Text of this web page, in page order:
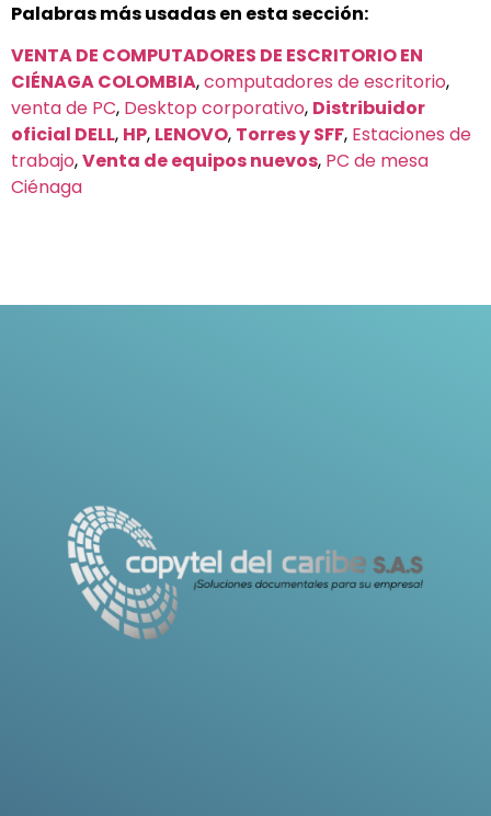
Palabras más usadas en esta sección:
VENTA DE COMPUTADORES DE ESCRITORIO EN
CIÉNAGA COLOMBIA,computadores de escritorio,
venta de PC, Desktop corporativo, Distribuidor
oficial DELL, HP, LENOVO, Torres y SFF, Estaciones de
trabajo,Venta de equipos nuevos, PC de mesa
Ciénaga